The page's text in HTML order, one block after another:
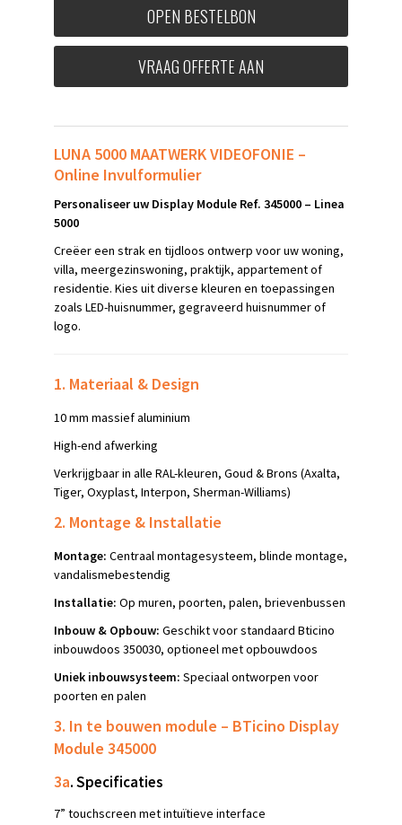
OPEN BESTELBON
VRAAG OFFERTE AAN
LUNA 5000 MAATWERK VIDEOFONIE –
Online Invulformulier
Personaliseer uw Display Module Ref. 345000 – Linea
5000
Creëer een strak en tijdloos ontwerp voor uw woning,
villa, meergezinswoning, praktijk, appartement of
residentie. Kies uit diverse kleuren en toepassingen
zoals LED-huisnummer, gegraveerd huisnummer of
logo.
1. Materiaal & Design
10 mm massief aluminium
High-end afwerking
Verkrijgbaar in alle RAL-kleuren, Goud & Brons (Axalta,
Tiger, Oxyplast, Interpon, Sherman-Williams)
2. Montage & Installatie
Montage: Centraal montagesysteem, blinde montage,
vandalismebestendig
Installatie: Op muren, poorten, palen, brievenbussen
Inbouw & Opbouw: Geschikt voor standaard Bticino
inbouwdoos 350030, optioneel met opbouwdoos
Uniek inbouwsysteem: Speciaal ontworpen voor
poorten en palen
3. In te bouwen module – BTicino Display
Module 345000
3a. Specificaties
7” touchscreen met intuïtieve interface